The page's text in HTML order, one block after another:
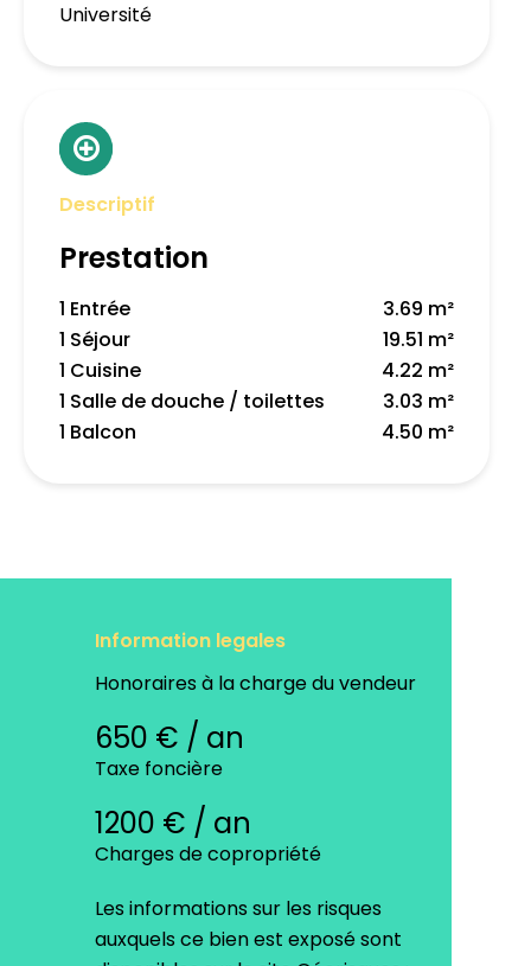
Université
Descriptif
Prestation
1 Entrée
3.69 m²
1 Séjour
19.51 m²
1 Cuisine
4.22 m²
1 Salle de douche / toilettes
3.03 m²
1 Balcon
4.50 m²
Information legales
Honoraires à la charge du vendeur
650 € / an
Taxe foncière
1200 € / an
Charges de copropriété
Les informations sur les risques
auxquels ce bien est exposé sont